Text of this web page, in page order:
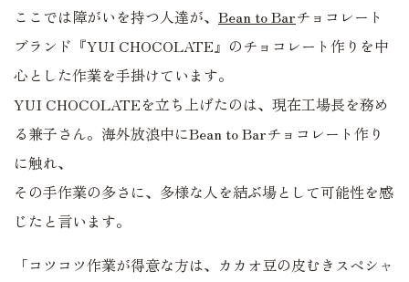
ここでは障がいを持つ人達が、 Bean to Barチョコレート
ブランド『YUI CHOCOLATE』のチョコレート作りを中
心とした作業を手掛けています。
YUI CHOCOLATEを立ち上げたのは、現在工場長を務め
る兼子さん。海外放浪中にBean to Barチョコレート作り
に触れ、
その手作業の多さに、多様な人を結ぶ場として可能性を感
じたと言います。
「コツコツ作業が得意な方は、カカオ豆の皮むきスペシャ